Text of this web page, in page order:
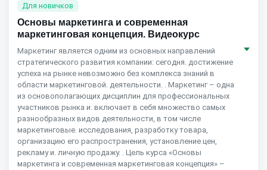
Для новичков
Основы маркетинга и современная
маркетинговая концепция. Видеокурс
Маркетинг является одним из основных направлений
стратегического развития компании: сегодня. достижение
успеха на рынке невозможно без комплекса знаний в
области маркетинговой. деятельности. . Маркетинг – одна
из основополагающих дисциплин для профессиональных
участников рынка и. включает в себя множество самых
разнообразных видов деятельности, в том числе
маркетинговые. исследования, разработку товара,
организацию его распространения, установление цен,
рекламу и. личную продажу. . Цель курса «Основы
маркетинга и современная маркетинговая концепция» –